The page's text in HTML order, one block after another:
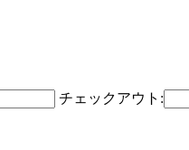
チェックアウト: